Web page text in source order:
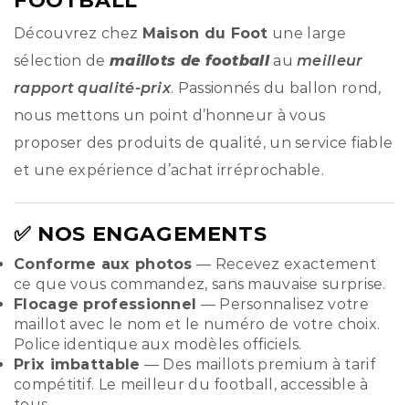
Découvrez chez Maison du Foot une large
sélection de maillots de footballaumeilleur
rapport qualité-prix. Passionnés du ballon rond,
nous mettons un point d’honneur à vous
proposer des produits de qualité, un service fiable
et une expérience d’achat irréprochable.
✅ NOS ENGAGEMENTS
Conforme aux photos — Recevez exactement
ce que vous commandez, sans mauvaise surprise.
Flocage professionnel — Personnalisez votre
maillot avec le nom et le numéro de votre choix.
Police identique aux modèles officiels.
Prix imbattable — Des maillots premium à tarif
compétitif. Le meilleur du football, accessible à